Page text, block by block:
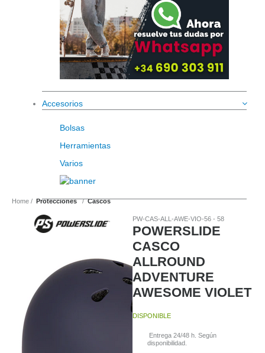
Accesorios
Bolsas
Herramientas
Varios
Home Protecciones Cascos
PW-CAS-ALL-AWE-VIO-56 - 58
POWERSLIDE
CASCO
ALLROUND
ADVENTURE
AWESOME VIOLET
DISPONIBLE
Entrega 24/48 h. Según
disponibilidad.